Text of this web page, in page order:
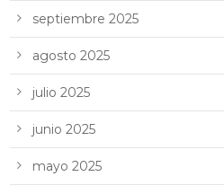
septiembre 2025
agosto 2025
julio 2025
junio 2025
mayo 2025